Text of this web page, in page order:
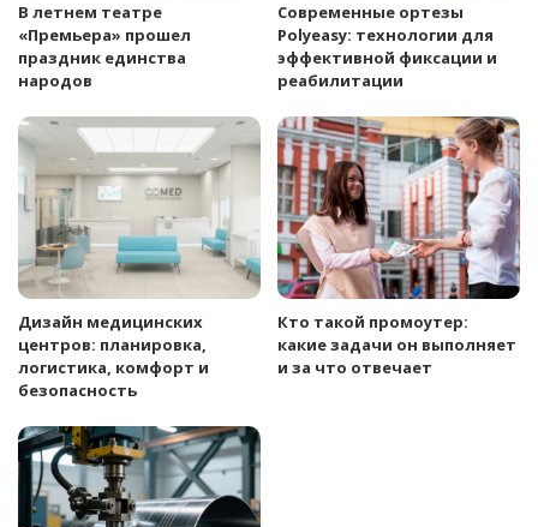
В летнем театре
«Премьера» прошел
праздник единства
народов
Современные ортезы
Polyeasy: технологии для
эффективной фиксации и
реабилитации
Дизайн медицинских
центров: планировка,
логистика, комфорт и
безопасность
Кто такой промоутер:
какие задачи он выполняет
и за что отвечает